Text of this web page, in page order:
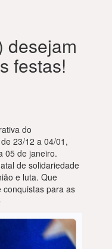
desejam
festas!
do
23/12 a 04/01,
05 de janeiro.
de solidariedade
e luta. Que
conquistas para as